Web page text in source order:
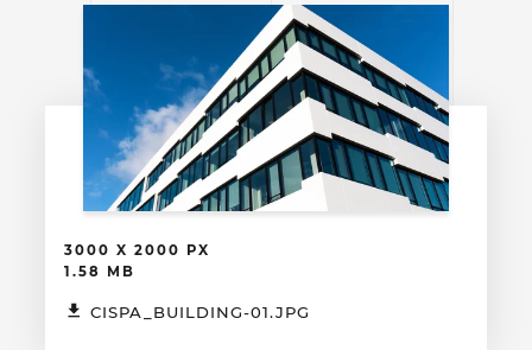
3000 X 2000 PX
1.58 MB
CISPA_BUILDING-01.JPG